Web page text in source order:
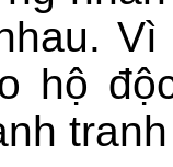
hộ